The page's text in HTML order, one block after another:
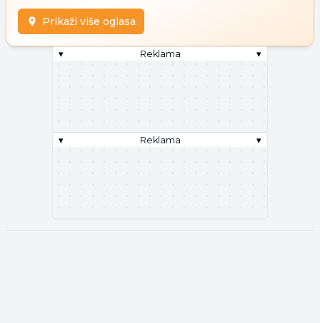
Prikaži više oglasa
▾ Reklama ▾
▾ Reklama ▾